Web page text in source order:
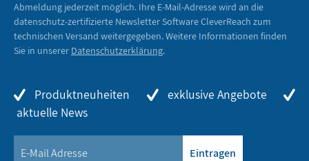
Abmeldung jederzeit möglich. Ihre E-Mail-Adresse wird an die
datenschutz-zertifizierte Newsletter Software CleverReach zum
technischen Versand weitergegeben. Weitere Informationen finden
Sie in unserer Datenschutzerklärung.
Produktneuheiten
exklusive Angebote
aktuelle News
Eintragen